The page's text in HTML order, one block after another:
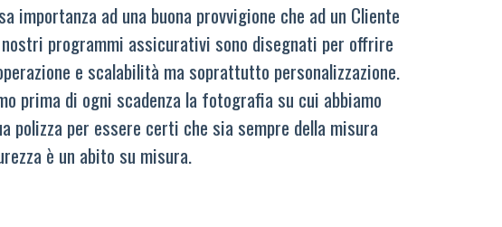
importanza ad una buona provvigione che ad un Cliente
programmi assicurativi sono disegnati per offrire
e scalabilità ma soprattutto personalizzazione.
prima di ogni scadenza la fotografia su cui abbiamo
polizza per essere certi che sia sempre della misura
è un abito su misura.